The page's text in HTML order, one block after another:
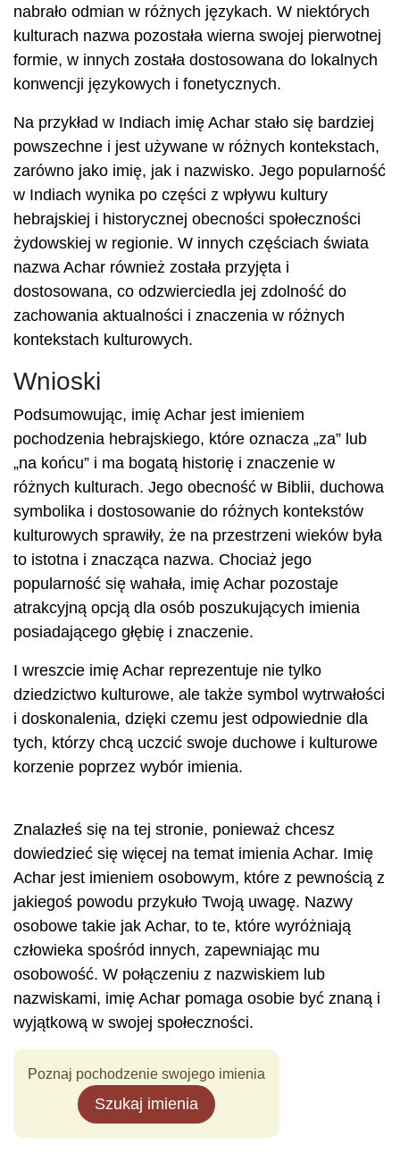
nabrało odmian w różnych językach. W niektórych
kulturach nazwa pozostała wierna swojej pierwotnej
formie, w innych została dostosowana do lokalnych
konwencji językowych i fonetycznych.
Na przykład w Indiach imię Achar stało się bardziej
powszechne i jest używane w różnych kontekstach,
zarówno jako imię, jak i nazwisko. Jego popularność
w Indiach wynika po części z wpływu kultury
hebrajskiej i historycznej obecności społeczności
żydowskiej w regionie. W innych częściach świata
nazwa Achar również została przyjęta i
dostosowana, co odzwierciedla jej zdolność do
zachowania aktualności i znaczenia w różnych
kontekstach kulturowych.
Wnioski
Podsumowując, imię Achar jest imieniem
pochodzenia hebrajskiego, które oznacza „za” lub
„na końcu” i ma bogatą historię i znaczenie w
różnych kulturach. Jego obecność w Biblii, duchowa
symbolika i dostosowanie do różnych kontekstów
kulturowych sprawiły, że na przestrzeni wieków była
to istotna i znacząca nazwa. Chociaż jego
popularność się wahała, imię Achar pozostaje
atrakcyjną opcją dla osób poszukujących imienia
posiadającego głębię i znaczenie.
I wreszcie imię Achar reprezentuje nie tylko
dziedzictwo kulturowe, ale także symbol wytrwałości
i doskonalenia, dzięki czemu jest odpowiednie dla
tych, którzy chcą uczcić swoje duchowe i kulturowe
korzenie poprzez wybór imienia.
Znalazłeś się na tej stronie, ponieważ chcesz
dowiedzieć się więcej na temat imienia Achar. Imię
Achar jest imieniem osobowym, które z pewnością z
jakiegoś powodu przykuło Twoją uwagę. Nazwy
osobowe takie jak Achar, to te, które wyróżniają
człowieka spośród innych, zapewniając mu
osobowość. W połączeniu z nazwiskiem lub
nazwiskami, imię Achar pomaga osobie być znaną i
wyjątkową w swojej społeczności.
Poznaj pochodzenie swojego imienia
Szukaj imienia